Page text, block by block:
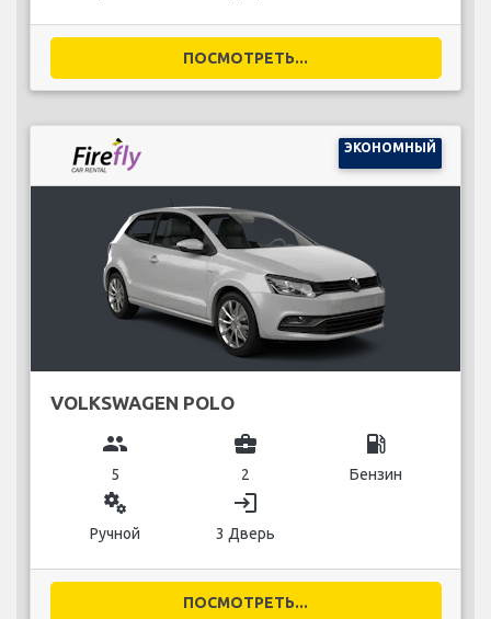
ПОСМОТРЕТЬ...
ЭКОНОМНЫЙ
VOLKSWAGEN POLO
group
5
business_center
2
local_gas_station
Бензин
miscellaneous_services
Ручной
login
3 Дверь
ПОСМОТРЕТЬ...